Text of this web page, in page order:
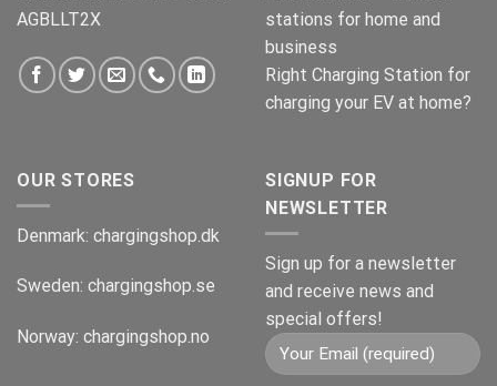
AGBLLT2X
stations for home and
business
Right Charging Station for
charging your EV at home?
OUR STORES
Denmark: chargingshop.dk
Sweden: chargingshop.se
Norway: chargingshop.no
SIGNUP FOR
NEWSLETTER
Sign up for a newsletter
and receive news and
special offers!